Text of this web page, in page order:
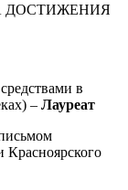
ДОСТИЖЕНИЯ
в
– Лауреат